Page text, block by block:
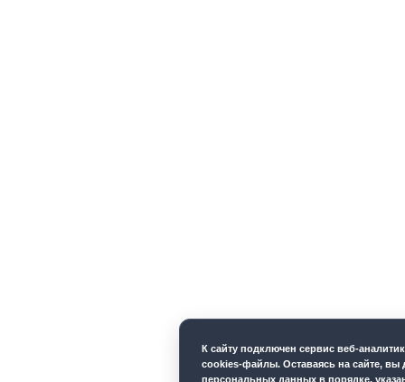
К cайту подключен сервис веб-
cookies-файлы. Оставаясь на сайте, вы
персональных данных в порядке,